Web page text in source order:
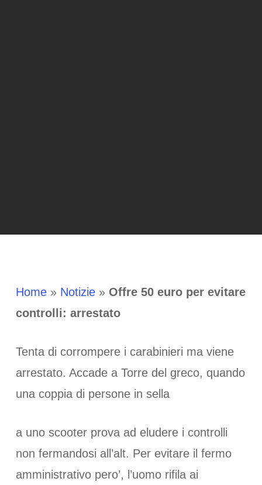
Home» Notizie» Offre 50 euro per evitare
controlli: arrestato
Tenta di corrompere i carabinieri ma viene
arrestato. Accade a Torre del greco, quando
una coppia di persone in sella
a uno scooter prova ad eludere i controlli
non fermandosi all’alt. Per evitare il fermo
amministrativo pero’, l’uomo rifila ai